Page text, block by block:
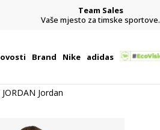
Team Sales
Vaše mjesto za timske sportove.
Brand Nike adidas
JORDAN Jordan